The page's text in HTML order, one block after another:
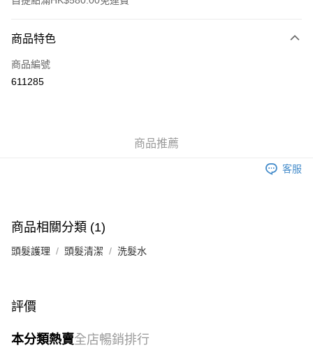
信用卡
Apple Pay
相關說明
銀行匯款 請將存款存到以下銀行帳戶，並於存款單據寫上訂單編號後電郵至
eshop@colourmix-cosmetics.com** **我們不會處理沒有提供存款單據的訂
送貨方式
每筆HK$30.00，滿HK$580.00或以上免運費
商品特色
商品編號
611285
商品推薦
客服
商品相關分類 (1)
頭髮護理 頭髮清潔 洗髮水
評價
本分類熱賣全店暢銷排行